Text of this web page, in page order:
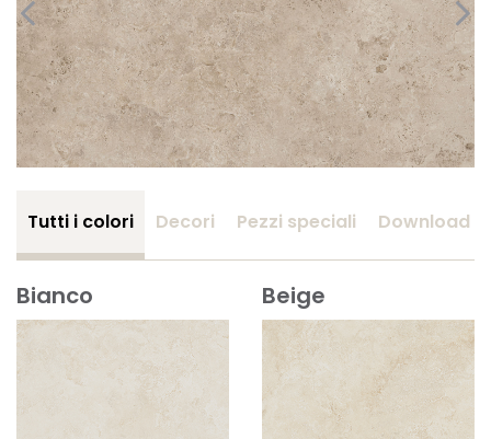
Tutti i colori Decori Pezzi speciali Download
Bianco Beige